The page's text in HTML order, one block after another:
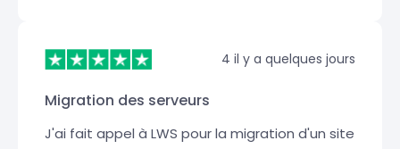
4 il y a quelques jours
Migration des serveurs
J'ai fait appel à LWS pour la migration d'un site